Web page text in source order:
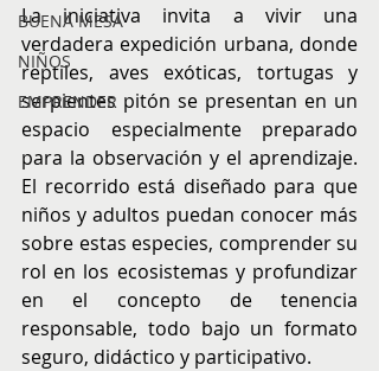
BUENA MESA
NIÑOS
EMPRENDER
La iniciativa invita a vivir una
verdadera expedición urbana, donde
reptiles, aves exóticas, tortugas y
serpientes pitón se presentan en un
espacio especialmente preparado
para la observación y el aprendizaje.
El recorrido está diseñado para que
niños y adultos puedan conocer más
sobre estas especies, comprender su
rol en los ecosistemas y profundizar
en el concepto de tenencia
responsable, todo bajo un formato
seguro, didáctico y participativo.